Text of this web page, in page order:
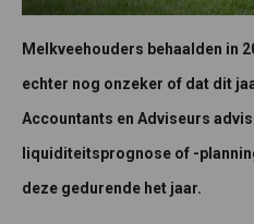
Melkveehouders behaalden in
echter nog onzeker of dat dit
Accountants en Adviseurs
liquiditeitsprognose of -
deze gedurende het jaar.